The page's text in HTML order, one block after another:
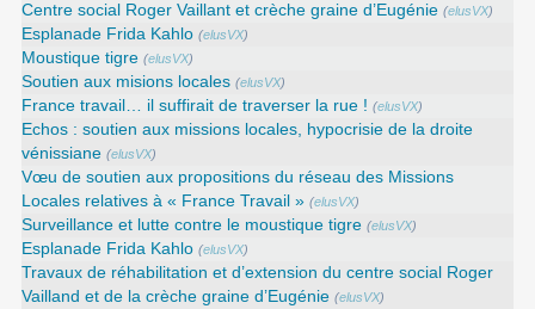
Centre social Roger Vaillant et crèche graine d’Eugénie (elusVX)
Esplanade Frida Kahlo (elusVX)
Moustique tigre (elusVX)
Soutien aux misions locales (elusVX)
France travail… il suffirait de traverser la rue ! (elusVX)
Echos : soutien aux missions locales, hypocrisie de la droite
vénissiane (elusVX)
Vœu de soutien aux propositions du réseau des Missions
Locales relatives à « France Travail » (elusVX)
Surveillance et lutte contre le moustique tigre (elusVX)
Esplanade Frida Kahlo (elusVX)
Travaux de réhabilitation et d’extension du centre social Roger
Vailland et de la crèche graine d’Eugénie (elusVX)